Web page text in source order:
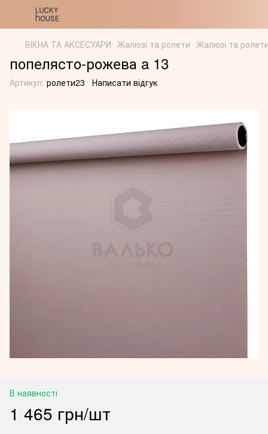
ВІКНА ТА АКСЕСУАРИ Жалюзі та ролети Жалюзі та
попелясто-рожева a 13
Артикул: ролети23 Написати відгук
В наявності
1 465 грн/шт